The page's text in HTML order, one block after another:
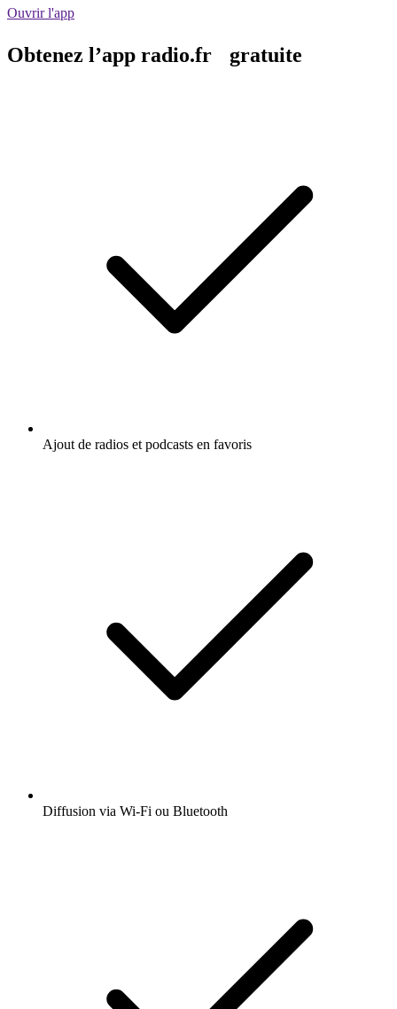
Ouvrir l'app
Obtenez l’app radio.fr gratuite
Ajout de radios et podcasts en favoris
Diffusion via Wi-Fi ou Bluetooth